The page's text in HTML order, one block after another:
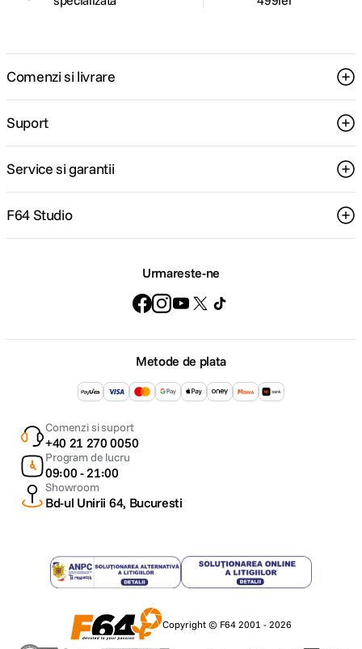
Comenzi si livrare
Suport
Service si garantii
F64 Studio
Urmareste-ne
Metode de plata
Comenzi si suport
+40 21 270 0050
Program de lucru
09:00 - 21:00
Showroom
Bd-ul Unirii 64, Bucuresti
Copyright © F64 2001 - 2026